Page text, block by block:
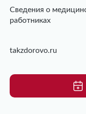
Сведения о
работниках
takzdorovo.ru